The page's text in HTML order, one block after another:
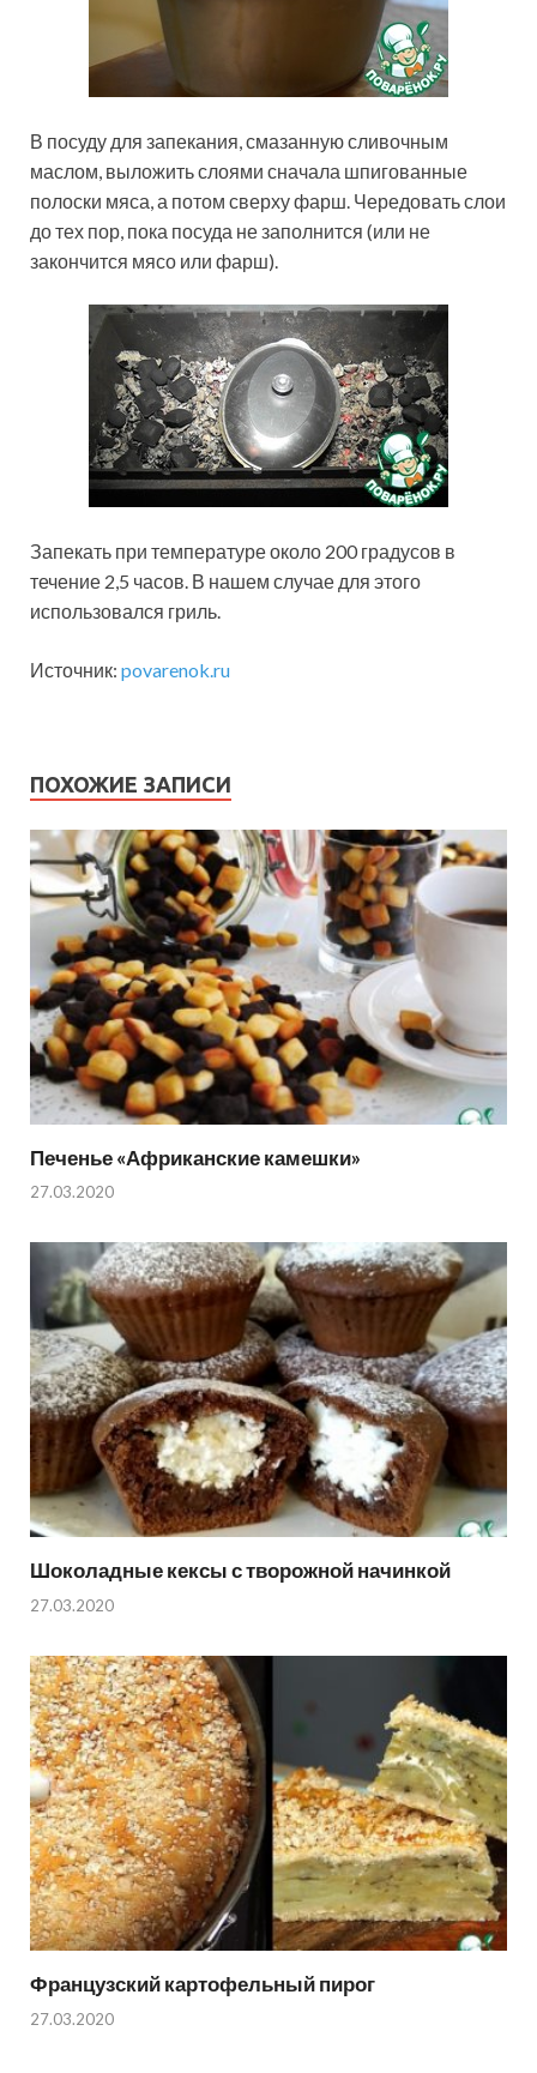
В посуду для запекания, смазанную сливочным
маслом, выложить слоями сначала шпигованные
полоски мяса, а потом сверху фарш. Чередовать слои
до тех пор, пока посуда не заполнится (или не
закончится мясо или фарш).
Запекать при температуре около 200 градусов в
течение 2,5 часов. В нашем случае для этого
использовался гриль.
Источник: povarenok.ru
ПОХОЖИЕ ЗАПИСИ
Печенье «Африканские камешки»
27.03.2020
Шоколадные кексы с творожной начинкой
27.03.2020
Французский картофельный пирог
27.03.2020